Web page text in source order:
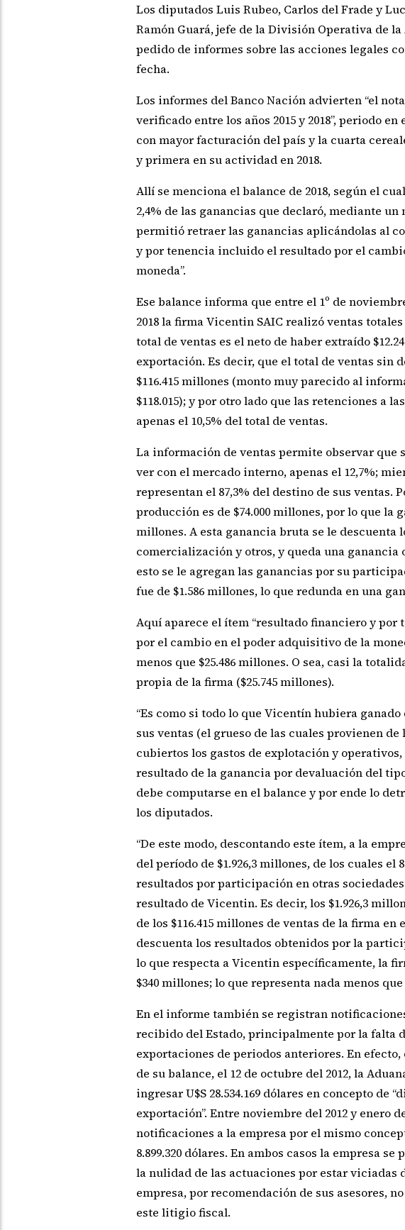
Los diputados Luis Rubeo, Carlos del Frade y
Ramón Guará, jefe de la División Operativa de la
pedido de informes sobre las acciones legales
fecha.
Los informes del Banco Nación advierten “el
verificado entre los años 2015 y 2018”, periodo
con mayor facturación del país y la cuarta
y primera en su actividad en 2018.
Allí se menciona el balance de 2018, según el
2,4% de las ganancias que declaró, mediante
permitió retraer las ganancias aplicándolas al
y por tenencia incluido el resultado por el
moneda”.
Ese balance informa que entre el 1º de
2018 la firma Vicentin SAIC realizó ventas totales
total de ventas es el neto de haber extraído
exportación. Es decir, que el total de ventas sin
$116.415 millones (monto muy parecido al
$118.015); y por otro lado que las retenciones a
apenas el 10,5% del total de ventas.
La información de ventas permite observar que
ver con el mercado interno, apenas el 12,7%;
representan el 87,3% del destino de sus ventas.
producción es de $74.000 millones, por lo que la
millones. A esta ganancia bruta se le descuenta
comercialización y otros, y queda una ganancia
esto se le agregan las ganancias por su
fue de $1.586 millones, lo que redunda en una
Aquí aparece el ítem “resultado financiero y
por el cambio en el poder adquisitivo de la
menos que $25.486 millones. O sea, casi la
propia de la firma ($25.745 millones).
“Es como si todo lo que Vicentín hubiera
sus ventas (el grueso de las cuales provienen
cubiertos los gastos de explotación y
resultado de la ganancia por devaluación del
debe computarse en el balance y por ende lo
los diputados.
“De este modo, descontando este ítem, a la
del período de $1.926,3 millones, de los cuales el
resultados por participación en otras
resultado de Vicentin. Es decir, los $1.926,3
de los $116.415 millones de ventas de la firma en
descuenta los resultados obtenidos por la
lo que respecta a Vicentin específicamente, la
$340 millones; lo que representa nada menos que
En el informe también se registran
recibido del Estado, principalmente por la falta
exportaciones de periodos anteriores. En
de su balance, el 12 de octubre del 2012, la
ingresar U$S 28.534.169 dólares en concepto de
exportación”. Entre noviembre del 2012 y enero
notificaciones a la empresa por el mismo
8.899.320 dólares. En ambos casos la empresa
la nulidad de las actuaciones por estar viciadas
empresa, por recomendación de sus asesores,
este litigio fiscal.